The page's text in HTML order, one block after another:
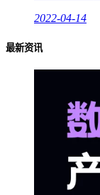
2022-04-14
最新资讯